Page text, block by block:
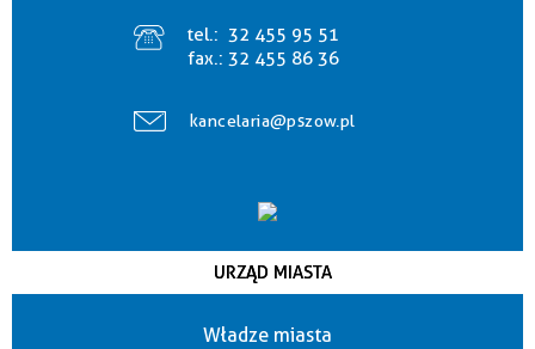
tel.: 32 455 95 51
fax.: 32 455 86 36
kancelaria@pszow.pl
URZĄD MIASTA
Władze miasta